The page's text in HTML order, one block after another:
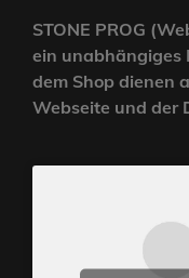
STONE PROG
ein unabhängiges
dem Shop dienen
Webseite und der